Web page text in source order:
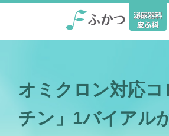
オミクロン対応コ
チン」1バイアル